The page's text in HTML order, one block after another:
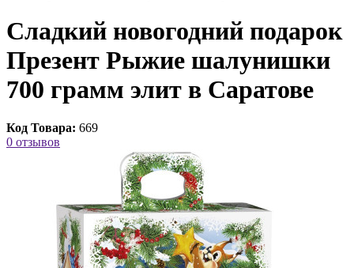
Сладкий новогодний подарок
Презент Рыжие шалунишки
700 грамм элит в Саратове
Код Товара: 669
0 отзывов